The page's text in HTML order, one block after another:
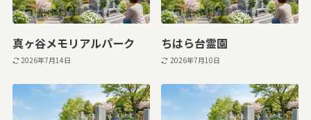
真ヶ谷メモリアルパーク
2026年7月14日
ちはら台霊園
2026年7月10日